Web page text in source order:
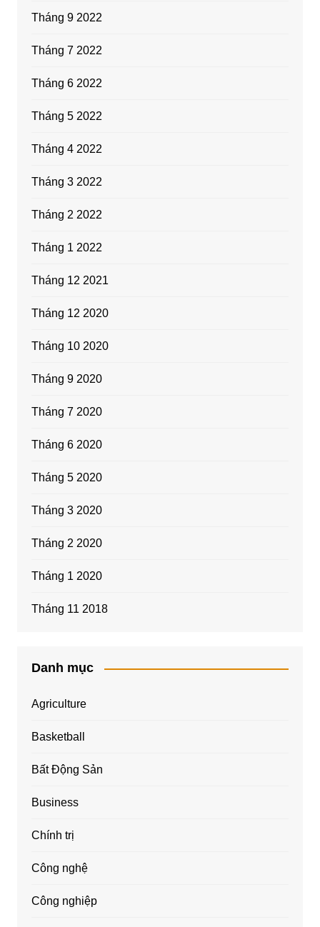
Tháng 9 2022
Tháng 7 2022
Tháng 6 2022
Tháng 5 2022
Tháng 4 2022
Tháng 3 2022
Tháng 2 2022
Tháng 1 2022
Tháng 12 2021
Tháng 12 2020
Tháng 10 2020
Tháng 9 2020
Tháng 7 2020
Tháng 6 2020
Tháng 5 2020
Tháng 3 2020
Tháng 2 2020
Tháng 1 2020
Tháng 11 2018
Danh mục
Agriculture
Basketball
Bất Động Sản
Business
Chính trị
Công nghệ
Công nghiệp